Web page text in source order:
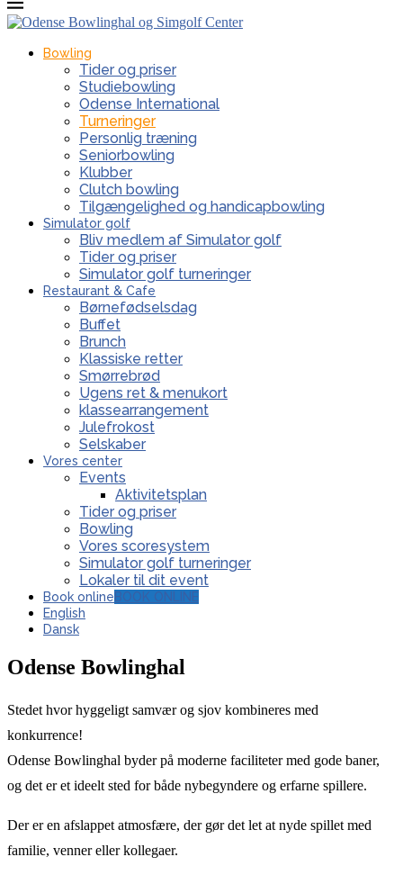
Bowling
Tider og priser
Studiebowling
Odense International
Turneringer
Personlig træning
Seniorbowling
Klubber
Clutch bowling
Tilgængelighed og handicapbowling
Simulator golf
Bliv medlem af Simulator golf
Tider og priser
Simulator golf turneringer
Restaurant & Cafe
Børnefødselsdag
Buffet
Brunch
Klassiske retter
Smørrebrød
Ugens ret & menukort
klassearrangement
Julefrokost
Selskaber
Vores center
Events
Aktivitetsplan
Tider og priser
Bowling
Vores scoresystem
Simulator golf turneringer
Lokaler til dit event
Book onlineBOOK ONLINE
English
Dansk
Odense Bowlinghal
Stedet hvor hyggeligt samvær og sjov kombineres med
konkurrence!
Odense Bowlinghal byder på moderne faciliteter med gode baner,
og det er et ideelt sted for både nybegyndere og erfarne spillere.
Der er en afslappet atmosfære, der gør det let at nyde spillet med
familie, venner eller kollegaer.